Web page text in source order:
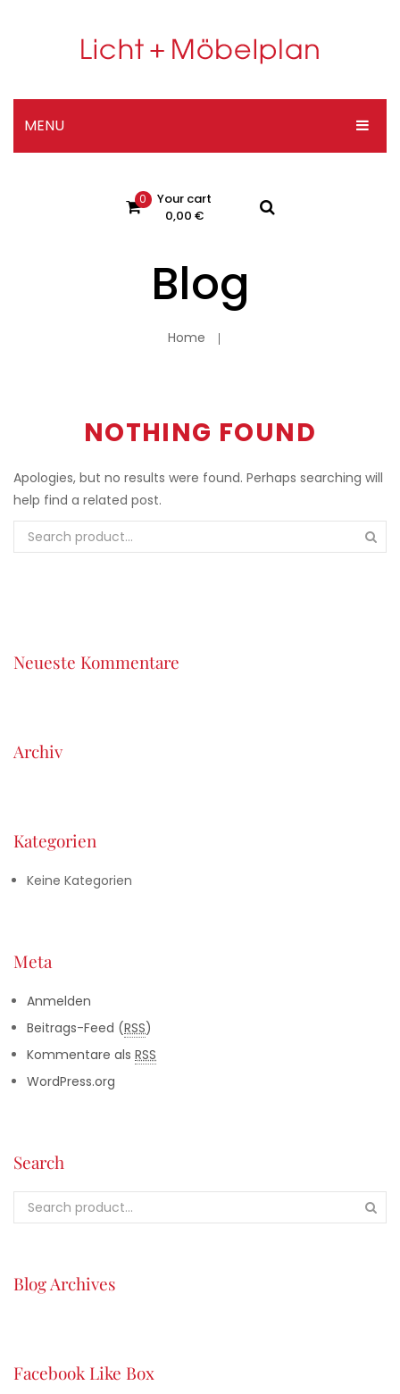
MENU
DESIGNER-SHOP
0
Your cart
0,00 €
No products in the cart.
Blog
Home
NOTHING FOUND
Apologies, but no results were found. Perhaps searching will
help find a related post.
Neueste Kommentare
Archiv
Kategorien
Keine Kategorien
Meta
Anmelden
Beitrags-Feed (RSS)
Kommentare als RSS
WordPress.org
Search
Blog Archives
Facebook Like Box